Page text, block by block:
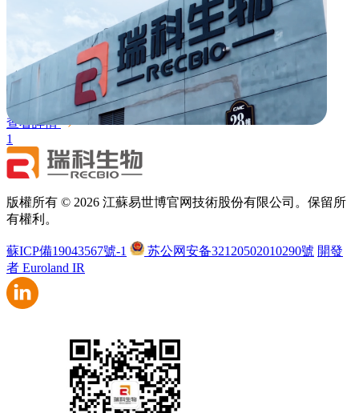
所有類型
02
2026.03
2026年拉曼光譜儀採購專案
查看詳情
1
版權所有 © 2026 江蘇易世博官网技術股份有限公司。保留所
有權利。
蘇ICP備19043567號-1 苏公网安备32120502010290號 開發
者 Euroland IR